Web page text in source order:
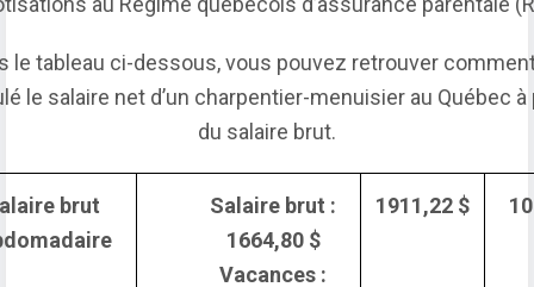
le tableau ci-dessous, vous pouvez retrouver
le salaire net d’un charpentier-menuisier au Québec à
du salaire brut.
brut
Salaire brut :
1664,80 $
Vacances :
1911,22 $